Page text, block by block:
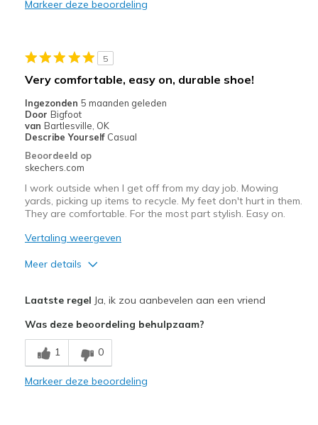
Going Out
Sizing
Feels true to size
View On Shoes
I'm Into Shoes
Markeer deze beoordeling
5
Very comfortable, easy on, durable shoe!
Ingezonden 5 maanden geleden
Door Bigfoot
van Bartlesville, OK
Describe Yourself Casual
Beoordeeld op
skechers.com
I work outside when I get off from my day job. Mowing
yards, picking up items to recycle. My feet don't hurt in them.
They are comfortable. For the most part stylish. Easy on.
Vertaling weergeven
Meer details
Breathe Well
Comfortable
Laatste regel Ja, ik zou aanbevelen aan een vriend
Was deze beoordeling behulpzaam?
1 0
Markeer deze beoordeling